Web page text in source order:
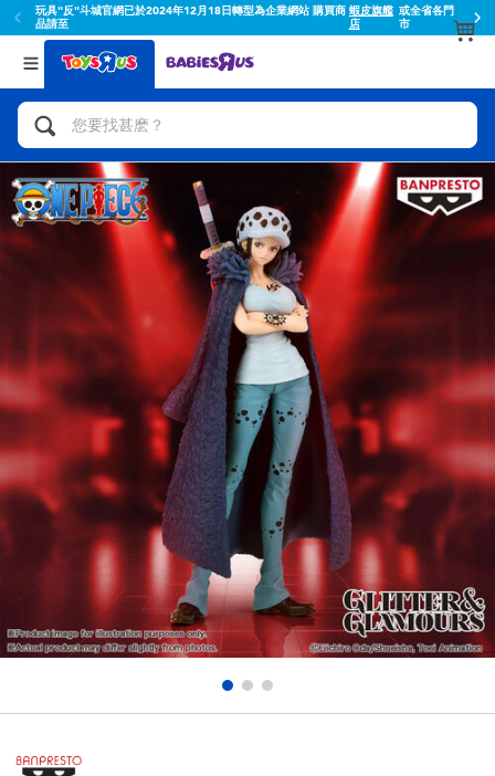
玩具"反"斗城官網已於2024年12月18日轉型為企業網站 購買商
品請至
蝦皮旗艦
店
或全省各門
市
返回
分類目錄
人氣英雄,角色扮演,射擊玩具
腳踏車,滑板車,騎乘車
拼砌組合及樂高LEGO
玩具車,貨車,火車及遙控系列
手工藝,文具,蠟筆,泥膠,畫板
娃娃, 芭比,收藏公仔
電子玩具
遊戲及拼圖系列
益智學習玩具
派對用品
返回
品牌
Toy Story玩具總動員
Super Mario超級瑪利歐
52TOYS
Fuggler
Miniso名創優品
LEGO樂高
Barbie芭比
Disney Frozen迪士尼冰雪奇緣
NERF熱火